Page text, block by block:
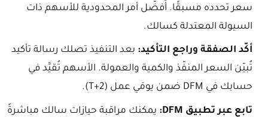
سعر تحدده مسبقًا. أُفضّل أمر المحدودية للأسهم ذات
السيولة المعتدلة كسالك.
أكّد الصفقة وراجع التأكيد: بعد التنفيذ تصلك رسالة تأكيد
تُبيّن السعر المنفّذ والكمية والعمولة. الأسهم تُقيَّد في
حسابك في DFM ضمن يومَي عمل (T+2).
تابع عبر تطبيق DFM:
يمكنك مراقبة حيازات سالك مباشرةً